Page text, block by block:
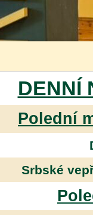
DENNÍ
Polední
Srbské